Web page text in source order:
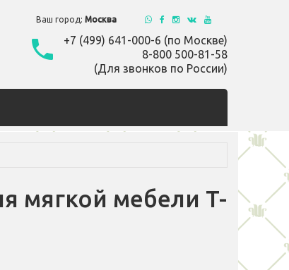
Ваш город: Москва
+7 (499) 641-000-6 (по Москве)
8-800 500-81-58
(Для звонков по России)
мягкой мебели T-